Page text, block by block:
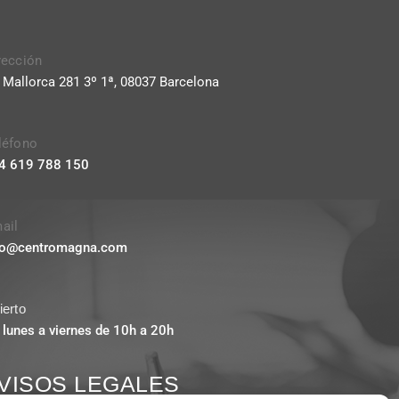
Mallorca 281 3º 1ª, 08037 Barcelona
619 788 150
lunes a viernes de 10h a 20h
LEGALES